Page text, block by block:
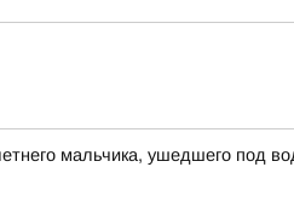
мальчика, ушедшего под